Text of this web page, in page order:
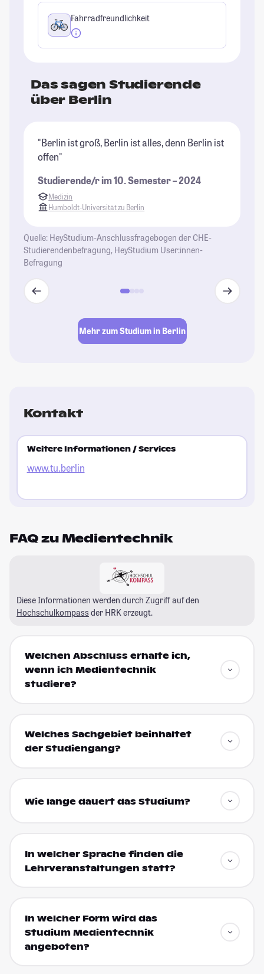
Fahrradfreundlichkeit
Das sagen Studierende
über Berlin
"Berlin ist groß, Berlin ist alles, denn Berlin ist
offen"
Studierende/r im 10. Semester – 2024
Medizin
Humboldt-Universität zu Berlin
Quelle: HeyStudium-Anschlussfragebogen der CHE-
Studierendenbefragung, HeyStudium User:innen-
Befragung
Mehr zum Studium in Berlin
Kontakt
Weitere Informationen / Services
www.tu.berlin
FAQ zu Medientechnik
Diese Informationen werden durch Zugriff auf den
Hochschulkompass der HRK erzeugt.
Welchen Abschluss erhalte ich,
wenn ich Medientechnik
studiere?
Welches Sachgebiet beinhaltet
der Studiengang?
Wie lange dauert das Studium?
In welcher Sprache finden die
Lehrveranstaltungen statt?
In welcher Form wird das
Studium Medientechnik
angeboten?